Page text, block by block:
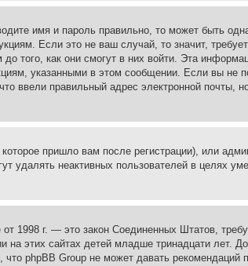
имя и пароль правильно, то может быть
Если это не ваш случай, то значит,
того, как они смогут в них войти. Эта
указанными в этом сообщении. Если вы не
ввели правильный адрес электронной почты,
пришло вам после регистрации), или
удалять неактивных пользователей в целях
1998 г. — это закон Соединенных Штатов,
этих сайтах детей младше тринадцати лет.
phpBB Group не может давать рекомендаций